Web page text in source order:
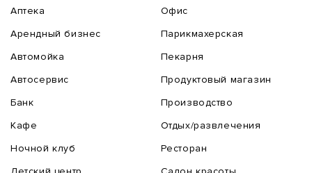
Аптека
Арендный бизнес
Автомойка
Автосервис
Банк
Кафе
Ночной клуб
Офис
Парикмахерская
Пекарня
Продуктовый магазин
Производство
Отдых/развлечения
Ресторан